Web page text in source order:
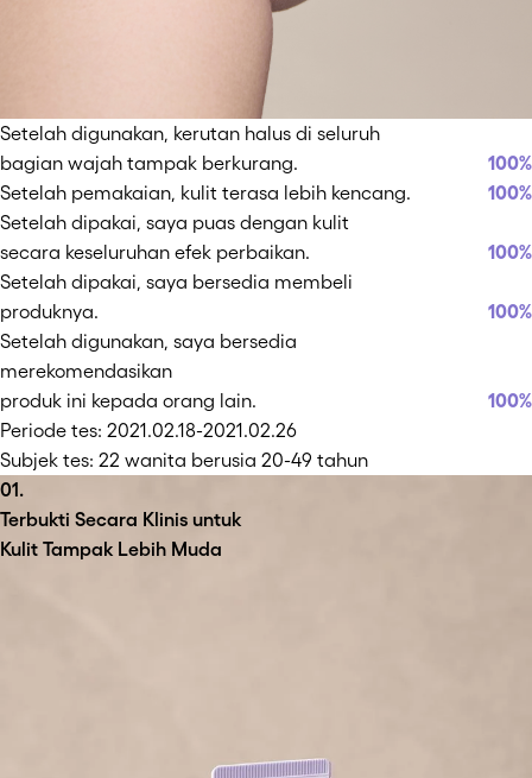
Setelah digunakan, kerutan halus di seluruh
bagian wajah tampak berkurang.
100%
Setelah pemakaian, kulit terasa lebih kencang.
100%
Setelah dipakai, saya puas dengan kulit
secara keseluruhan efek perbaikan.
100%
Setelah dipakai, saya bersedia membeli
produknya.
100%
Setelah digunakan, saya bersedia
merekomendasikan
produk ini kepada orang lain.
100%
Periode tes: 2021.02.18-2021.02.26
Subjek tes: 22 wanita berusia 20-49 tahun
01.
Terbukti Secara Klinis untuk
Kulit Tampak Lebih Muda